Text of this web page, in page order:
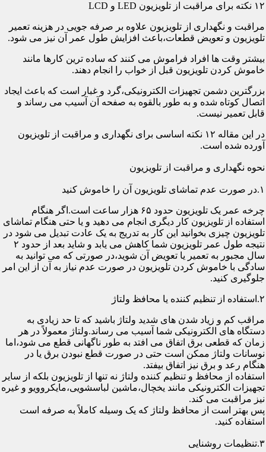
۱۲ نکته برای مراقبت از تلویزیون LED و LCD
مراقبت و نگهداری از تلویزیون علاوه بر صرفه جویی در هزینه تعمیر
تلویزیون و تعویض قطعات،باعث افزایش طول عمر آن نیز می شود.
بیشتر وقت ها افراد فراموش می کنند که ساده ترین کارها مانند
خاموش کردن تلویزیون قبل از خواب را انجام دهند.
بزرگترین دشمن تجهیزات الکترونیکی،گرد و غبار است که باعث ایجاد
اتصال کوتاه شده و به طور بالقوه به صفحه آن آسیب می رساند و
قابل تعمیر نیست.
در این مقاله ۱۲ نکته اساسی برای نگهداری و مراقبت از تلویزیون
آورده شده است.
نحوه نگهداری و مراقبت از تلویزیون
۱.در صورت عدم تماشای تلویزیون آن را خاموش کنید
چرخه عمر یک تلویزیون حدود ۶۵ هزار ساعت است.اگر هنگام
استفاده از تلویزیون کار دیگری انجام می دهید و یا حتی هنگام تماشای
تلویزیون چیزی بخوانید این کار به تدریج به یک عادت تبدیل می شود در
نتیجه طول عمر تلویزیون شما کاهش می یابد و شاید بعد از حدود ۲
سال مجبور به تعمیر یا تعویض آن شوید،در صورتی که می توانید به
سادگی با خاموش کردن تلویزیون در صورت عدم نیاز به آن از این امر
جلوگیری کنید.
۲.استفاده از تنظیم کننده یا محافظ ولتاژ
مراقب کم و زیاد شدن های شدید ولتاژ باشید که تا حد زیادی به
دستگاه های الکترونیکی شما آسیب می رساند.ولتاژ معمولاً در هر
زمان که قطعی برق اتفاق می افتد به طور ناگهانی قطع می شود،اما
نوسانات ولتاژ ممکن است حتی در صورت قطع نبودن برق یا در
هنگام رعد و برق نیز اتفاق بیفتد.
استفاده از محافظ و تنظیم کننده ولتاژ نه تنها از تلویزیون بلکه از سایر
تجهیزات الکترونیکی مانند یخچال،ماشین لباسشویی،مایکروویو و غیره
نیز مراقبت می کند.
پس بهتر است از محافظ ولتاژ که یک وسیله کاملاً به صرفه است
استفاده کنید.
۳.تنظیمات روشنایی